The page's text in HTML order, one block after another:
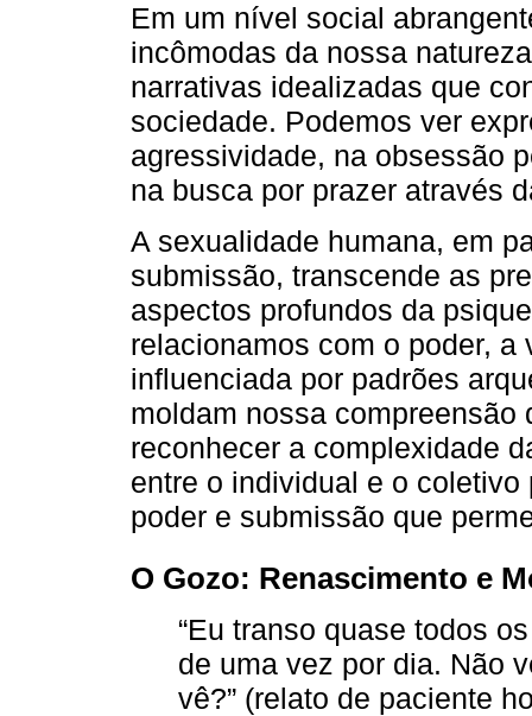
Em um nível social
incômodas da nossa
narrativas idealizadas que
sociedade. Podemos ver
agressividade, na obsessão
na busca por prazer através
A sexualidade humana, em
submissão, transcende as
aspectos profundos da
relacionamos com o poder,
influenciada por padrões
moldam nossa
reconhecer a complexidade
entre o individual e o
poder e submissão que
O Gozo: Renascimento e
“Eu transo quase todos
de uma vez por dia. Não
vê?” (relato de paciente